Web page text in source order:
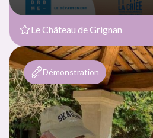
Le Château de Grignan
Démonstration